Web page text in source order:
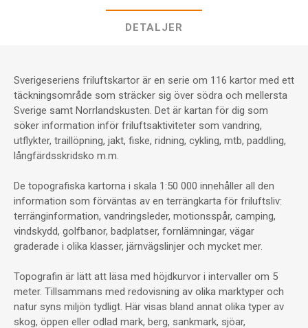
DETALJER
Sverigeseriens friluftskartor är en serie om 116 kartor med ett
täckningsområde som sträcker sig över södra och mellersta
Sverige samt Norrlandskusten. Det är kartan för dig som
söker information inför friluftsaktiviteter som vandring,
utflykter, traillöpning, jakt, fiske, ridning, cykling, mtb, paddling,
långfärdsskridsko m.m.
De topografiska kartorna i skala 1:50 000 innehåller all den
information som förväntas av en terrängkarta för friluftsliv:
terränginformation, vandringsleder, motionsspår, camping,
vindskydd, golfbanor, badplatser, fornlämningar, vägar
graderade i olika klasser, järnvägslinjer och mycket mer.
Topografin är lätt att läsa med höjdkurvor i intervaller om 5
meter. Tillsammans med redovisning av olika marktyper och
natur syns miljön tydligt. Här visas bland annat olika typer av
skog, öppen eller odlad mark, berg, sankmark, sjöar,